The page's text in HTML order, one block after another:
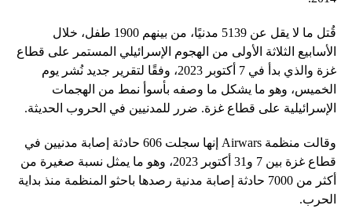
قُتل ما لا يقل عن 5139 مدنيًا، من بينهم 1900 طفل، خلال
الأسابيع الثلاثة الأولى من الهجوم الإسرائيلي المستمر على قطاع
غزة والذي بدأ في 7 أكتوبر 2023، وفقًا لتقرير جديد نُشر يوم
الخميس، وهو ما يشكل ما وصفه بأسوأ نمط من الهجمات
الإسرائيلية على قطاع غزة. ضرر للمدنيين في الحروب الحديثة.
وقالت منظمة Airwars إنها سجلت 606 حادثة إصابة مدنيين في
قطاع غزة بين 7 و31 أكتوبر 2023، وهو ما يمثل نسبة صغيرة من
أكثر من 7000 حادثة إصابة مدنية رصدها باحثو المنظمة منذ بداية
الحرب.